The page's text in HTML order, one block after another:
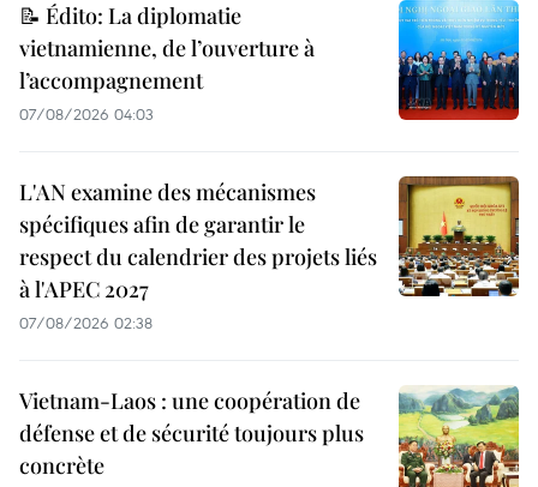
📝 Édito: La diplomatie
vietnamienne, de l’ouverture à
l’accompagnement
07/08/2026 04:03
L'AN examine des mécanismes
spécifiques afin de garantir le
respect du calendrier des projets liés
à l'APEC 2027
07/08/2026 02:38
Vietnam-Laos : une coopération de
défense et de sécurité toujours plus
concrète